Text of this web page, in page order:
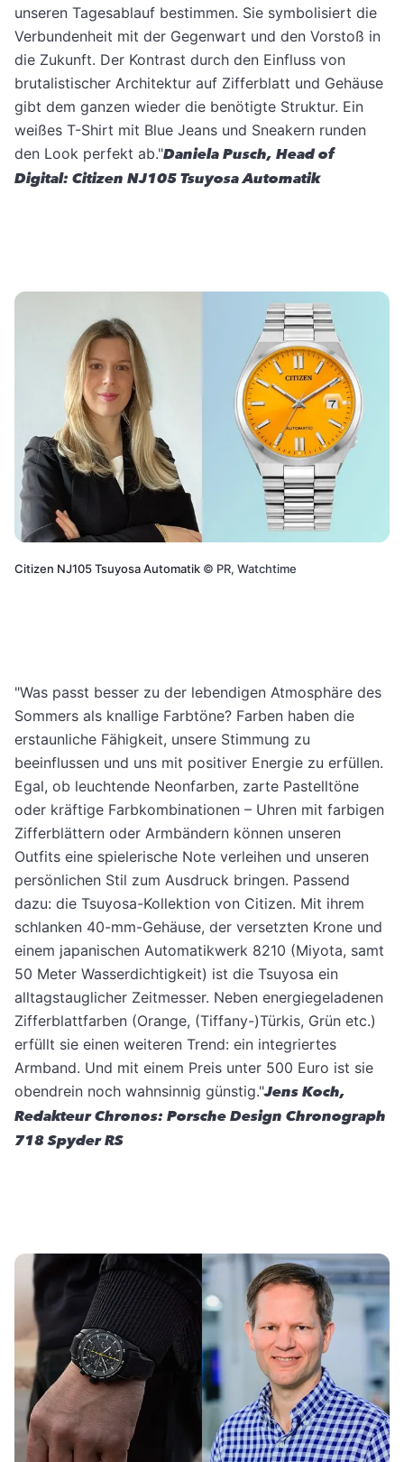
unseren Tagesablauf bestimmen. Sie symbolisiert die
Verbundenheit mit der Gegenwart und den Vorstoß in
die Zukunft. Der Kontrast durch den Einfluss von
brutalistischer Architektur auf Zifferblatt und Gehäuse
gibt dem ganzen wieder die benötigte Struktur. Ein
weißes T-Shirt mit Blue Jeans und Sneakern runden
den Look perfekt ab."Daniela Pusch, Head of
Digital: Citizen NJ105 Tsuyosa Automatik
Citizen NJ105 Tsuyosa Automatik © PR, Watchtime
"Was passt besser zu der lebendigen Atmosphäre des
Sommers als knallige Farbtöne? Farben haben die
erstaunliche Fähigkeit, unsere Stimmung zu
beeinflussen und uns mit positiver Energie zu erfüllen.
Egal, ob leuchtende Neonfarben, zarte Pastelltöne
oder kräftige Farbkombinationen – Uhren mit farbigen
Zifferblättern oder Armbändern können unseren
Outfits eine spielerische Note verleihen und unseren
persönlichen Stil zum Ausdruck bringen. Passend
dazu: die Tsuyosa-Kollektion von Citizen. Mit ihrem
schlanken 40-mm-Gehäuse, der versetzten Krone und
einem japanischen Automatikwerk 8210 (Miyota, samt
50 Meter Wasserdichtigkeit) ist die Tsuyosa ein
alltagstauglicher Zeitmesser. Neben energiegeladenen
Zifferblattfarben (Orange, (Tiffany-)Türkis, Grün etc.)
erfüllt sie einen weiteren Trend: ein integriertes
Armband. Und mit einem Preis unter 500 Euro ist sie
obendrein noch wahnsinnig günstig."Jens Koch,
Redakteur Chronos: Porsche Design Chronograph
718 Spyder RS